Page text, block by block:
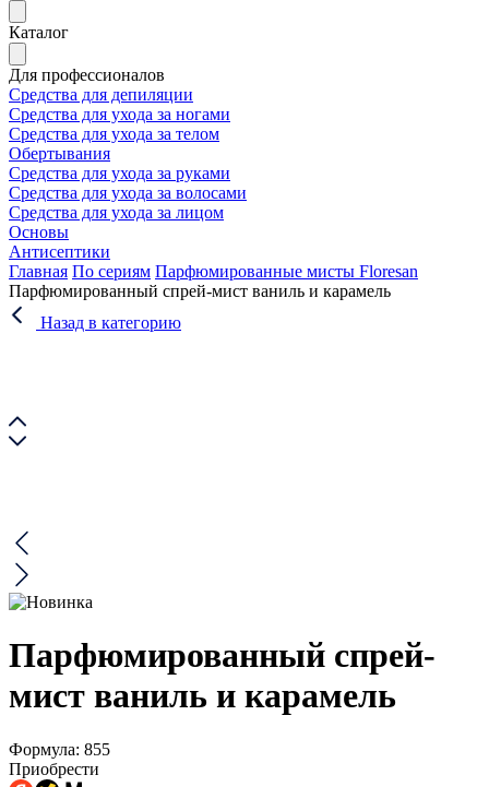
Каталог
Для профессионалов
Средства для депиляции
Средства для ухода за ногами
Средства для ухода за телом
Обертывания
Средства для ухода за руками
Средства для ухода за волосами
Средства для ухода за лицом
Основы
Антисептики
Главная По сериям Парфюмированные мисты Floresan
Парфюмированный спрей-мист ваниль и карамель
Назад в категорию
Парфюмированный спрей-
мист ваниль и карамель
Формула: 855
Приобрести